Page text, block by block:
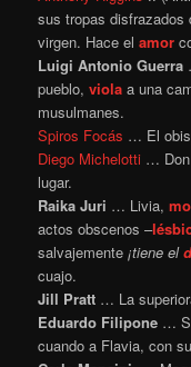
sus tropas
virgen. Hace elamor
Luigi Antonio Guerra
pueblo,viola a una
musulmanes.
Spiros Focás … El
Diego Michelotti … Don
lugar.
Raika Juri … Livia,
actos obscenos –
salvajemente ¡tiene el
cuajo.
Jill Pratt … La
Eduardo Filipone …
cuando a Flavia,